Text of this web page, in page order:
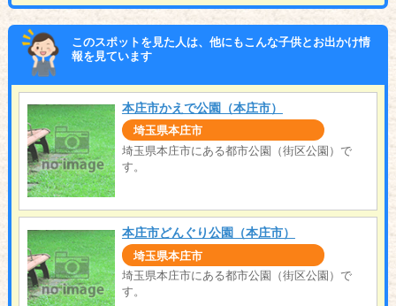
このスポットを見た人は、他にもこんな子供とお出かけ情
報を見ています
本庄市かえで公園（本庄市）
埼玉県本庄市
埼玉県本庄市にある都市公園（街区公園）で
す。
本庄市どんぐり公園（本庄市）
埼玉県本庄市
埼玉県本庄市にある都市公園（街区公園）で
す。